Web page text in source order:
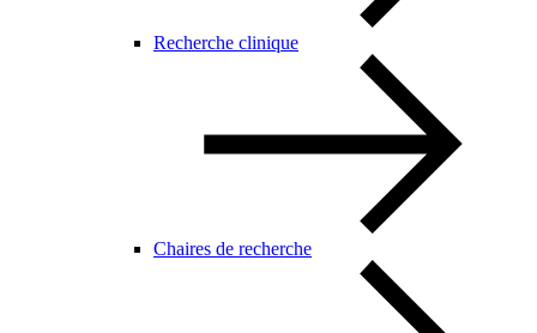
Recherche clinique
Chaires de recherche